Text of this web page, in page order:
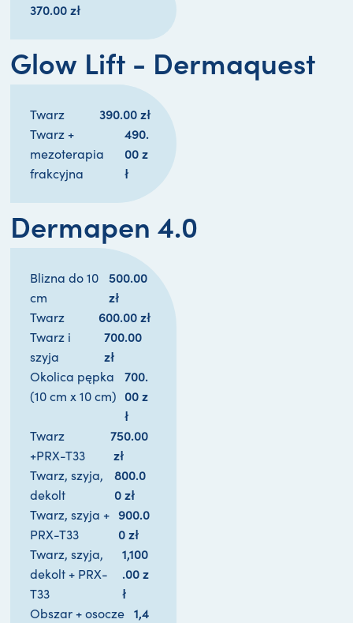
370.00zł
Glow Lift - Dermaquest
Twarz 390.00 zł
Twarz +
mezoterapia
frakcyjna
490.
00 z
ł
Dermapen 4.0
Blizna do 10
cm
500.00
zł
Twarz 600.00 zł
Twarz i
szyja
700.00
zł
Okolica pępka
(10 cm x 10 cm)
700.
00 z
ł
Twarz
+PRX-T33
750.00
zł
Twarz, szyja,
dekolt
800.0
0 zł
Twarz, szyja +
PRX-T33
900.0
0 zł
Twarz, szyja,
dekolt + PRX-
T33
1,100
.00 z
ł
Obszar + osocze 1,4